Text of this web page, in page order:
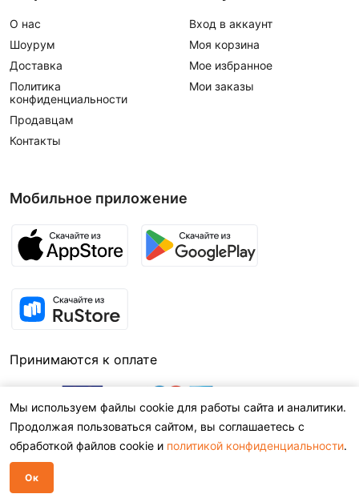
О нас
Шоурум
Доставка
Политика
конфиденциальности
Продавцам
Контакты
Вход в аккаунт
Моя корзина
Мое избранное
Мои заказы
Мобильное приложение
Принимаются к оплате
© 2026,
Мы используем файлы cookie для работы сайта и аналитики.
Продолжая пользоваться сайтом, вы соглашаетесь с
обработкой файлов cookie и политикой конфиденциальности.
Ок